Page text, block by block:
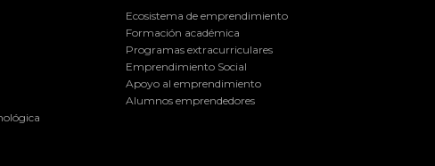
Ecosistema de emprendimiento
Formación académica
Programas extracurriculares
Emprendimiento Social
Apoyo al emprendimiento
Alumnos emprendedores